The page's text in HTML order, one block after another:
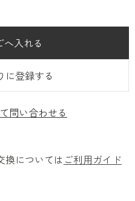
に登録する
問い合わせる
換については ご利用ガイド